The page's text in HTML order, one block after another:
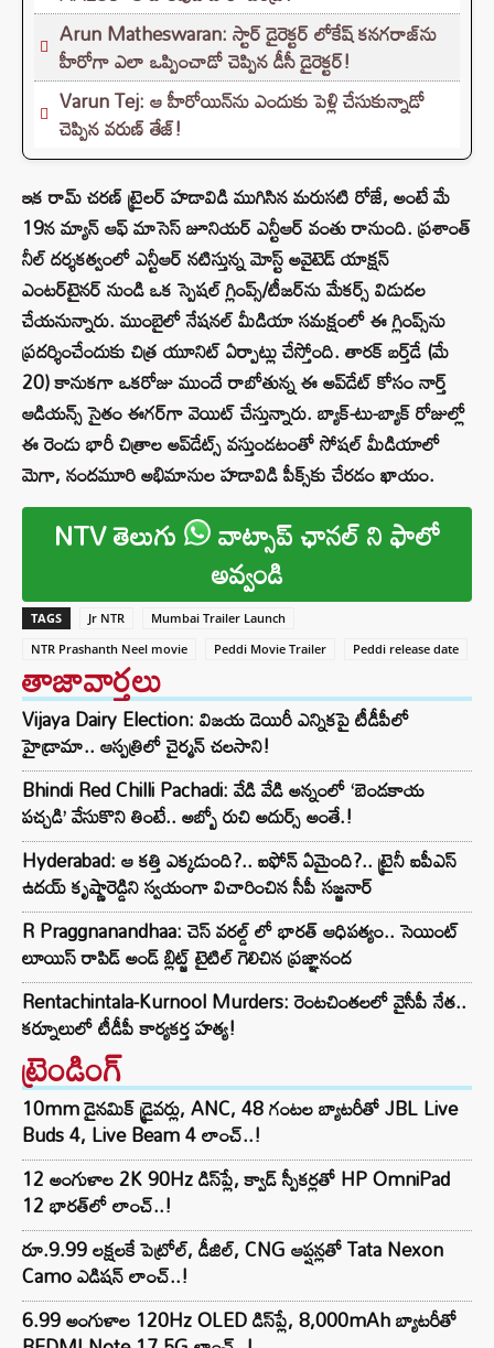
Arun Matheswaran: స్టార్ డైరెక్టర్ లోకేష్ కనగరాజ్‌ను
హీరోగా ఎలా ఒప్పించాడో చెప్పిన డీసీ డైరెక్టర్!
Varun Tej: ఆ హీరోయిన్‌ను ఎందుకు పెళ్లి చేసుకున్నాడో
చెప్పిన వరుణ్ తేజ్!
ఇక రామ్ చరణ్ ట్రైలర్ హడావిడి ముగిసిన మరుసటి రోజే, అంటే మే
19న మ్యాన్ ఆఫ్ మాసెస్ జూనియర్ ఎన్టీఆర్ వంతు రానుంది. ప్రశాంత్
నీల్ దర్శకత్వంలో ఎన్టీఆర్ నటిస్తున్న మోస్ట్ అవైటెడ్ యాక్షన్
ఎంటర్‌టైనర్ నుండి ఒక స్పెషల్ గ్లింప్స్/టీజర్‌ను మేకర్స్ విడుదల
చేయనున్నారు. ముంబైలో నేషనల్ మీడియా సమక్షంలో ఈ గ్లింప్స్‌ను
ప్రదర్శించేందుకు చిత్ర యూనిట్ ఏర్పాట్లు చేస్తోంది. తారక్ బర్త్‌డే (మే
20) కానుకగా ఒకరోజు ముందే రాబోతున్న ఈ అప్‌డేట్ కోసం నార్త్
ఆడియన్స్ సైతం ఈగర్‌గా వెయిట్ చేస్తున్నారు. బ్యాక్-టు-బ్యాక్ రోజుల్లో
ఈ రెండు భారీ చిత్రాల అప్‌డేట్స్ వస్తుండటంతో సోషల్ మీడియాలో
మెగా, నందమూరి అభిమానుల హడావిడి పీక్స్‌కు చేరడం ఖాయం.
NTV తెలుగు వాట్సాప్ ఛానల్ ని ఫాలో
అవ్వండి
TAGS Jr NTR
Mumbai Trailer Launch
NTR Prashanth Neel movie
Peddi Movie Trailer Peddi release date
తాజావార్తలు
Vijaya Dairy Election: విజయ డెయిరీ ఎన్నికపై టీడీపీలో
హైడ్రామా.. ఆస్పత్రిలో చైర్మన్ చలసాని!
Bhindi Red Chilli Pachadi: వేడి వేడి అన్నంలో ‘బెండకాయ
పచ్చడి’ వేసుకొని తింటే.. అబ్బో రుచి అదుర్స్ అంతే.!
Hyderabad: ఆ కత్తి ఎక్కడుంది?.. ఐఫోన్ ఏమైంది?.. ట్రైనీ ఐపీఎస్
ఉదయ్ కృష్ణారెడ్డిని స్వయంగా విచారించిన సీపీ సజ్జనార్‌
R Praggnanandhaa: చెస్ వరల్డ్ లో భారత్ ఆధిపత్యం.. సెయింట్
లూయిస్ రాపిడ్ అండ్ బ్లిట్జ్ టైటిల్ గెలిచిన ప్రజ్ఞానంద
Rentachintala-Kurnool Murders: రెంటచింతలలో వైసీపీ నేత..
కర్నూలులో టీడీపీ కార్యకర్త హత్య!
ట్రెండింగ్‌
10mm డైనమిక్ డ్రైవర్లు, ANC, 48 గంటల బ్యాటరీతో JBL Live
Buds 4, Live Beam 4 లాంచ్..!
12 అంగుళాల 2K 90Hz డిస్‌ప్లే, క్వాడ్ స్పీకర్లతో HP OmniPad
12 భారత్‌లో లాంచ్..!
రూ.9.99 లక్షలకే పెట్రోల్, డీజిల్, CNG ఆప్షన్లతో Tata Nexon
Camo ఎడిషన్ లాంచ్..!
6.99 అంగుళాల 120Hz OLED డిస్‌ప్లే, 8,000mAh బ్యాటరీతో